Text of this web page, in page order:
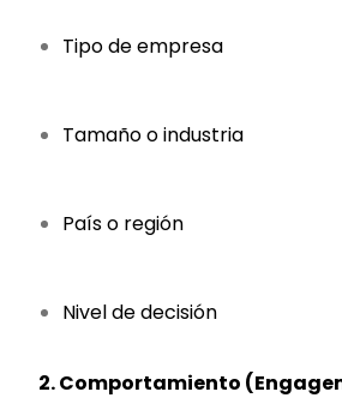
Tipo de empresa
Tamaño o industria
País o región
Nivel de decisión
2. Comportamiento